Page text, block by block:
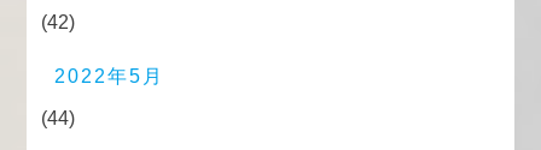
(42)
2022年5月
(44)